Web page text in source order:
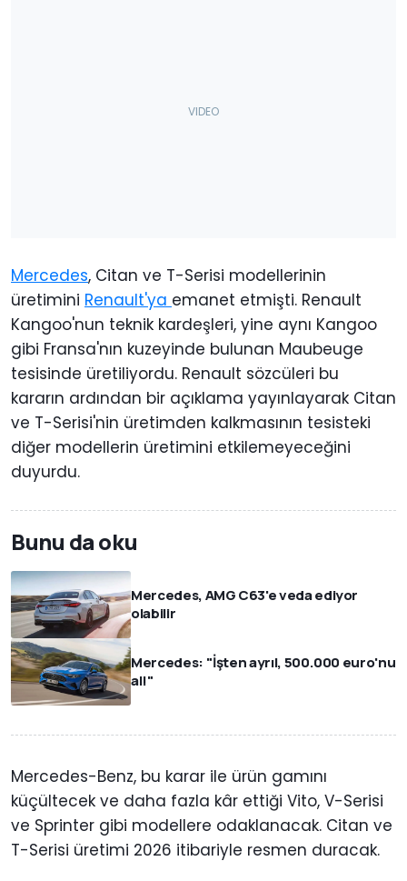
Mercedes, Citan ve T-Serisi modellerinin
üretimini Renault'ya emanet etmişti. Renault
Kangoo'nun teknik kardeşleri, yine aynı Kangoo
gibi Fransa'nın kuzeyinde bulunan Maubeuge
tesisinde üretiliyordu. Renault sözcüleri bu
kararın ardından bir açıklama yayınlayarak Citan
ve T-Serisi'nin üretimden kalkmasının tesisteki
diğer modellerin üretimini etkilemeyeceğini
duyurdu.
Bunu da oku
Mercedes, AMG C63'e veda ediyor
olabilir
Mercedes: "İşten ayrıl, 500.000 euro'nu
al!"
Mercedes-Benz, bu karar ile ürün gamını
küçültecek ve daha fazla kâr ettiği Vito, V-Serisi
ve Sprinter gibi modellere odaklanacak. Citan ve
T-Serisi üretimi 2026 itibariyle resmen duracak.